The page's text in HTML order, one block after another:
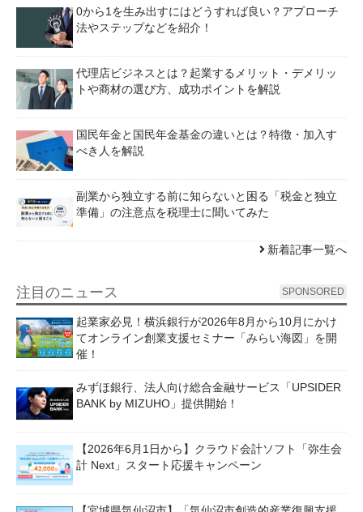
0から1を生み出すにはどうすれば良い？アプローチ
法やステップなどを紹介！
代理店ビジネスとは？起業するメリット・デメリッ
トや商材の選び方、成功ポイントを解説
国民年金と国民年金基金の違いとは？特徴・加入す
べき人を解説
副業から独立する前に知らないと困る「税金と独立
準備」の注意点を税理士に聞いてみた
新着記事一覧へ
注目のニュース SPONSORED
起業家必見！横浜銀行が2026年8月から10月にかけ
てオンライン創業支援セミナー「みらい海図」を開
催！
みずほ銀行、法人向け総合金融サービス「UPSIDER
BANK by MIZUHO」提供開始！
【2026年6月1日から】クラウド会計ソフト「弥生会
計 Next」スタート応援キャンペーン